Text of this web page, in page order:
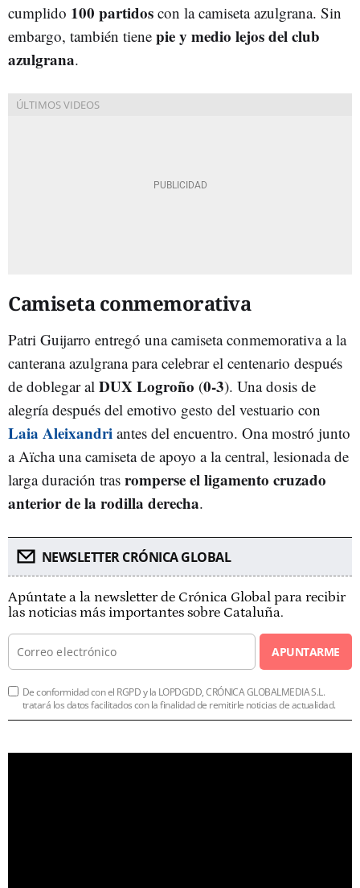
cumplido 100 partidos con la camiseta azulgrana. Sin
embargo, también tiene pie y medio lejos del club
azulgrana.
Camiseta conmemorativa
Patri Guijarro entregó una camiseta conmemorativa a la
canterana azulgrana para celebrar el centenario después
de doblegar al DUX Logroño (0-3). Una dosis de
alegría después del emotivo gesto del vestuario con
Laia Aleixandri antes del encuentro. Ona mostró junto
a Aïcha una camiseta de apoyo a la central, lesionada de
larga duración tras romperse el ligamento cruzado
anterior de la rodilla derecha.
NEWSLETTER CRÓNICA GLOBAL
Apúntate a la newsletter de Crónica Global para recibir
las noticias más importantes sobre Cataluña.
APUNTARME
De conformidad con el RGPD y la LOPDGDD, CRÓNICA GLOBALMEDIA S.L.
tratará los datos facilitados con la finalidad de remitirle noticias de actualidad.